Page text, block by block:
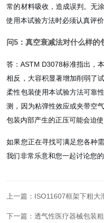
常的材料吸收，造成误判。无
使用本试验方法时必须认真评价
问5：真空衰减法对什么样的
答：ASTM D3078标准指出，
相反，大容积显著增加削弱了
柔性包装使用本试验方法可靠
测，因为粘弹性效应或夹带空
包装内部产生的正压可能会迫
如果您正在寻找可满足您各种
我们非常乐意和您一起讨论您的
上一篇： ISO11607框架下粗大泄漏
下一篇：透气性医疗器械包装